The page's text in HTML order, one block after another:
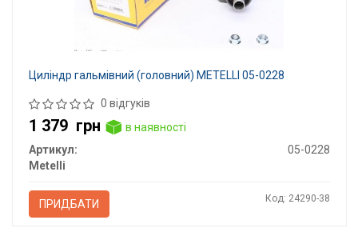
Циліндр гальмівний (головний) METELLI 05-0228
0 відгуків
1 379 грн
в наявності
Артикул:
05-0228
Metelli
ПРИДБАТИ Код: 24290-38